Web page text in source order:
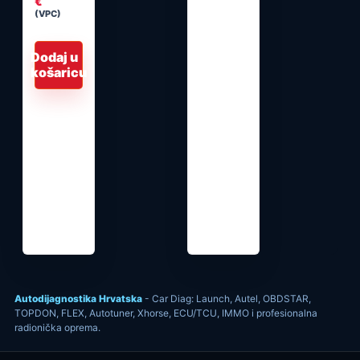
(VPC)
Dodaj u
košaricu
Autodijagnostika Hrvatska - Car Diag: Launch, Autel, OBDSTAR,
TOPDON, FLEX, Autotuner, Xhorse, ECU/TCU, IMMO i profesionalna
radionička oprema.